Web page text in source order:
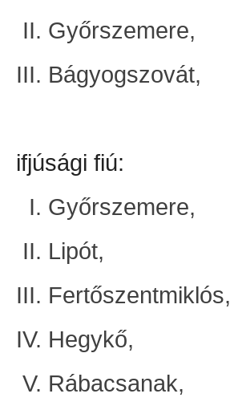
Győrszemere,
Bágyogszovát,
ifjúsági fiú:
Győrszemere,
Lipót,
Fertőszentmiklós,
Hegykő,
Rábacsanak,